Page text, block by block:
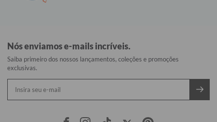
Nós enviamos e-mails incríveis.
Saiba primeiro dos nossos lançamentos, coleções e promoções
exclusivas.